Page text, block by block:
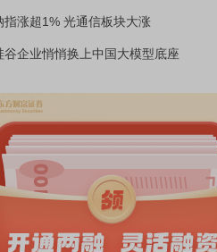
指涨超1% 光通信板块大涨
谷企业悄悄换上中国大模型底座